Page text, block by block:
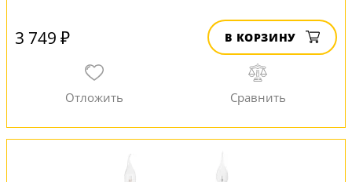
3 749 ₽ В КОРЗИНУ